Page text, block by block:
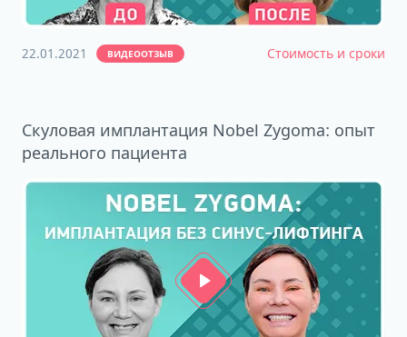
22.01.2021 ВИДЕООТЗЫВ Стоимость и сроки
Скуловая имплантация Nobel Zygoma: опыт
реального пациента